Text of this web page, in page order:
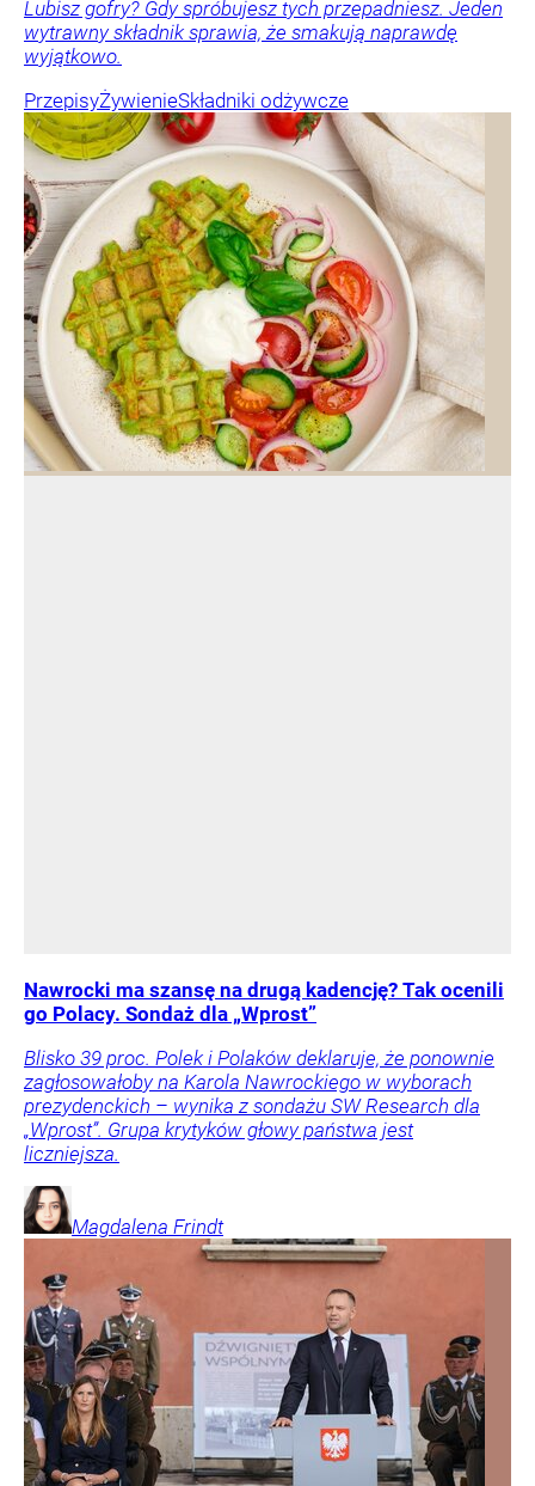
Lubisz gofry? Gdy spróbujesz tych przepadniesz. Jeden
wytrawny składnik sprawia, że smakują naprawdę
wyjątkowo.
PrzepisyŻywienieSkładniki odżywcze
Nawrocki ma szansę na drugą kadencję? Tak ocenili
go Polacy. Sondaż dla „Wprost”
Blisko 39 proc. Polek i Polaków deklaruje, że ponownie
zagłosowałoby na Karola Nawrockiego w wyborach
prezydenckich – wynika z sondażu SW Research dla
„Wprost”. Grupa krytyków głowy państwa jest
liczniejsza.
Magdalena Frindt